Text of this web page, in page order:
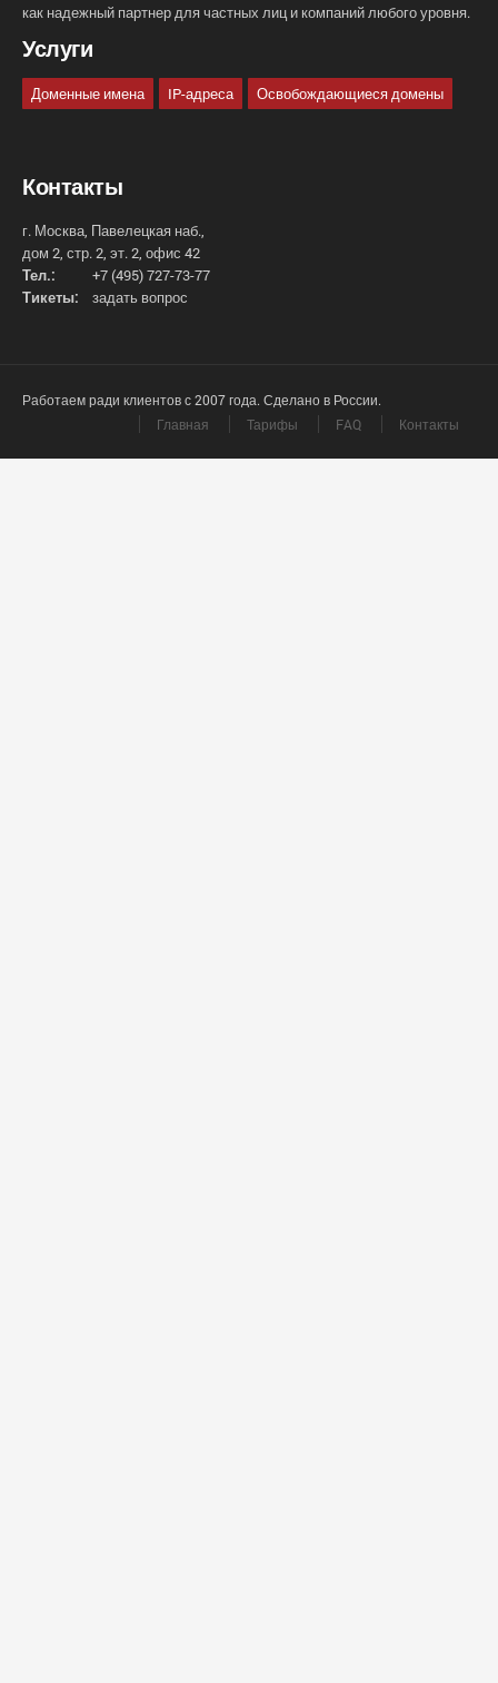
как надежный партнер для частных лиц и компаний любого уровня.
Услуги
Доменные имена IP-адреса Освобождающиеся домены
Контакты
г. Москва, Павелецкая наб.,
дом 2, стр. 2, эт. 2, офис 42
Тел.:
+7 (495) 727-73-77
Тикеты:
задать вопрос
Работаем ради клиентов с 2007 года. Сделано в России.
Главная
Тарифы FAQ Контакты